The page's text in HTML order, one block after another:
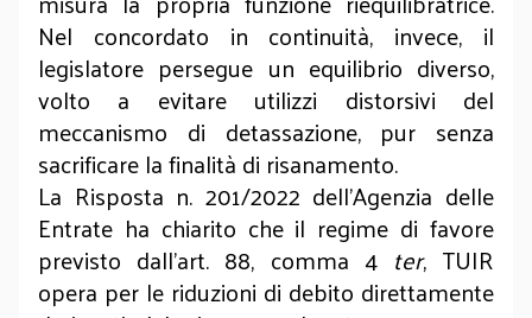
Nel concordato in continuità, invece, il
legislatore persegue un equilibrio diverso,
volto a evitare utilizzi distorsivi del
meccanismo di detassazione, pur senza
sacrificare la finalità di risanamento.
La Risposta n. 201/2022 dell’Agenzia delle
Entrate ha chiarito che il regime di favore
previsto dall’art. 88, comma 4 ter, TUIR
opera per le riduzioni di debito direttamente